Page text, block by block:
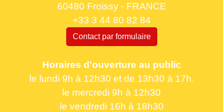
60480 Froissy - FRANCE
+33 3 44 80 82 84
Contact par formulaire
Horaires d'ouverture au public
le lundi 9h à 12h30 et de 13h30 à 17h.
le mercredi 9h à 12h30
le vendredi 16h à 18h30